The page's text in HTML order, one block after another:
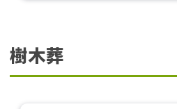
樹木葬